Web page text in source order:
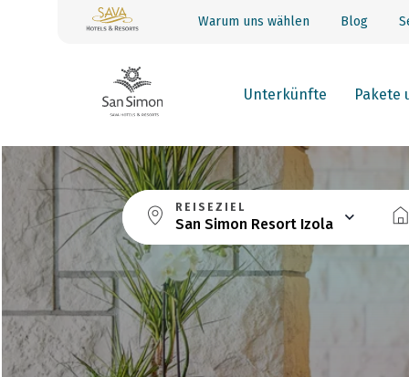
Warum uns wählen Blog
Unterkünfte Pakete
REISEZIEL
San Simon Resort Izola